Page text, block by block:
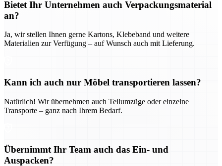
Bietet Ihr Unternehmen auch Verpackungsmaterial
an?
Ja, wir stellen Ihnen gerne Kartons, Klebeband und weitere
Materialien zur Verfügung – auf Wunsch auch mit Lieferung.
Kann ich auch nur Möbel transportieren lassen?
Natürlich! Wir übernehmen auch Teilumzüge oder einzelne
Transporte – ganz nach Ihrem Bedarf.
Übernimmt Ihr Team auch das Ein- und
Auspacken?